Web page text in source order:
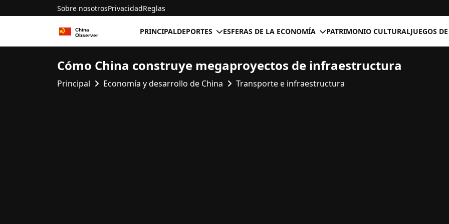
Sobre nosotrosPrivacidadReglas
PRINCIPALDEPORTES ESFERAS DE LA ECONOMÍA PATRIMONIO CULTURALJUEGOS
Cómo China construye megaproyectos de infraestructura
Principal Economía y desarrollo de China Transporte e infraestructura